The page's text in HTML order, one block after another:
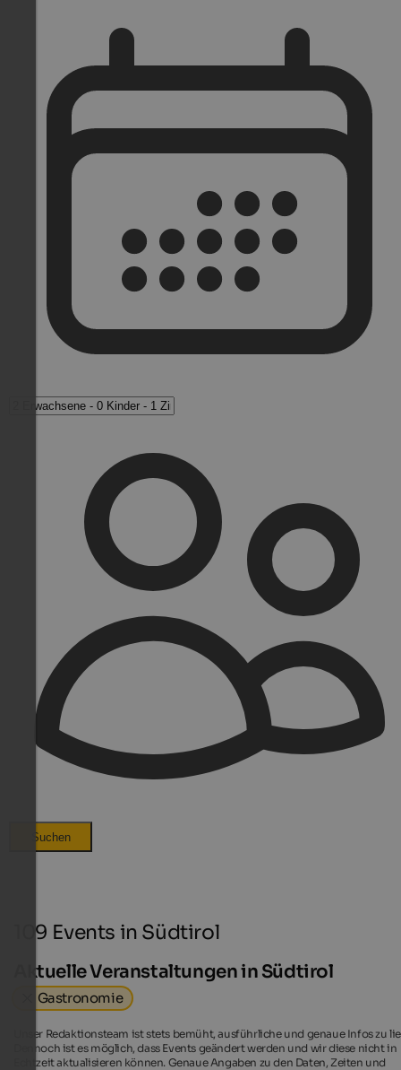
Suchen
109 Events in Südtirol
Aktuelle Veranstaltungen in Südtirol
Gastronomie
Unser Redaktionsteam ist stets bemüht, ausführliche und genaue Infos zu
Dennoch ist es möglich, dass Events geändert werden und wir diese nicht in
Echtzeit aktualisieren können. Genaue Angaben zu den Daten, Zeiten und